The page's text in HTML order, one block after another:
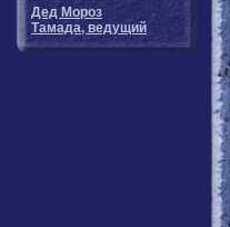
Дед Мороз
Тамада, ведущий